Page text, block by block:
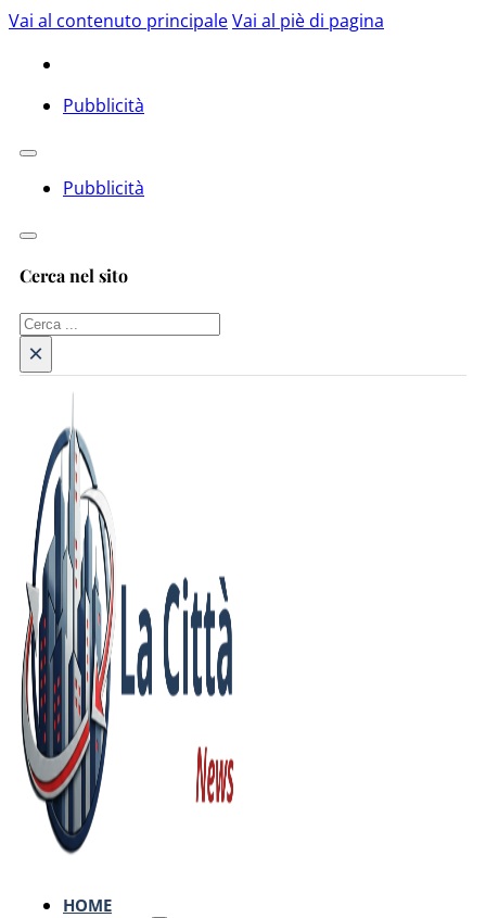
Vai al contenuto principaleVai al piè di pagina
Pubblicità
Pubblicità
Cerca nel sito
Cerca
×
HOME